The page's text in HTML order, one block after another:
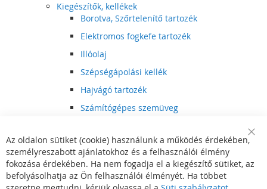
Kiegészítők, kellékek
Borotva, Szőrtelenítő tartozék
Elektromos fogkefe tartozék
Illóolaj
Szépségápolási kellék
Hajvágó tartozék
Számítógépes szemüveg
Hajvágó kiegészítő
Szórakoztató elektronika
Multimédia
DVD, BluRay lejátszó
Bar
Az oldalon sütiket (cookie) használunk a működés érdekében,
személyreszabott ajánlatokhoz és a felhasználói élmény
fokozása érdekében. Ha nem fogadja el a kiegészítő sütiket, az
befolyásolhatja az Ön felhasználói élményét. Ha többet